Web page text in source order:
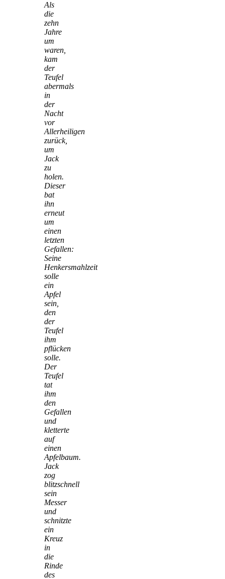
Als
die
zehn
Jahre
um
waren,
kam
der
Teufel
abermals
in
der
Nacht
vor
Allerheiligen
zurück,
um
Jack
zu
holen.
Dieser
bat
ihn
erneut
um
einen
letzten
Gefallen:
Seine
Henkersmahlzeit
solle
ein
Apfel
sein,
den
der
Teufel
ihm
pflücken
solle.
Der
Teufel
tat
ihm
den
Gefallen
und
kletterte
auf
einen
Apfelbaum.
Jack
zog
blitzschnell
sein
Messer
und
schnitzte
ein
Kreuz
in
die
Rinde
des